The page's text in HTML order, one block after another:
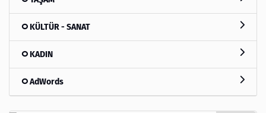
KÜLTÜR - SANAT
KADIN
AdWords